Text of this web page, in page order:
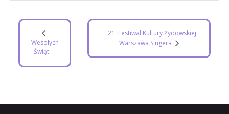
Wesołych
Świąt!
21. Festiwal Kultury Żydowskiej
Warszawa Singera